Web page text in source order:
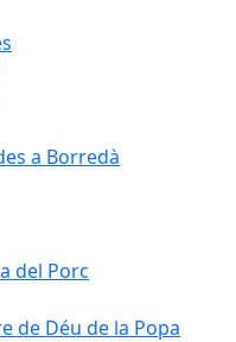
a Borredà
del Porc
de Déu de la Popa